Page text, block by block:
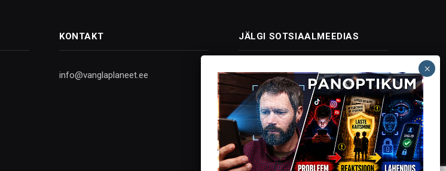
KONTAKT
info@vanglaplaneet.ee
JÄLGI SOTSIAALMEEDIAS
Facebook
X
(Twitter)
InstagramYouTubeTelegram